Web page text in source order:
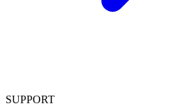
SUPPORT